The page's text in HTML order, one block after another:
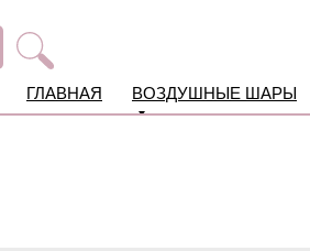
ВОЗДУШНЫЕ ШАРЫ
ГЛАВНАЯ